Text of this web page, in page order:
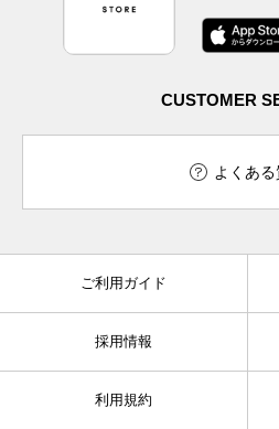
CUSTOMER
よくある
ご利用ガイド
採用情報
利用規約